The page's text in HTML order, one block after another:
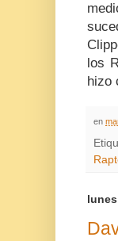
los
hizo
en